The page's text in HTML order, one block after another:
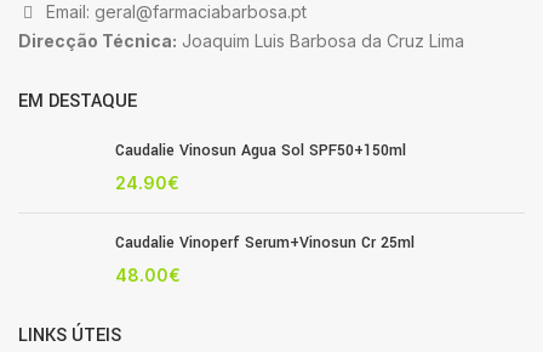
Email: geral@farmaciabarbosa.pt
Direcção Técnica: Joaquim Luis Barbosa da Cruz Lima
EM DESTAQUE
Caudalie Vinosun Agua Sol SPF50+150ml
24.90€
Caudalie Vinoperf Serum+Vinosun Cr 25ml
48.00€
LINKS ÚTEIS